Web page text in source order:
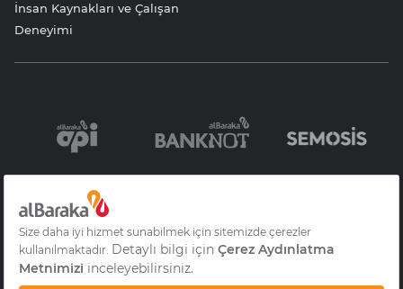
İnsan Kaynakları ve Çalışan
Deneyimi
Bilgi Toplumu
Hizmetleri
Sözleşme ve
Formlar
KVKK Aydınlatma